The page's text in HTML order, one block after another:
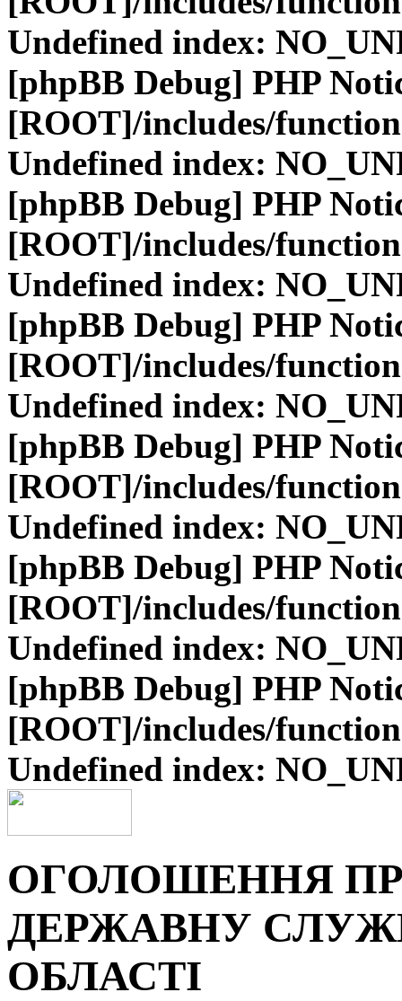
Undefined index:
[phpBB Debug] PHP
[ROOT]/includes/
Undefined index:
[phpBB Debug] PHP
[ROOT]/includes/
Undefined index:
[phpBB Debug] PHP
[ROOT]/includes/
Undefined index:
[phpBB Debug] PHP
[ROOT]/includes/
Undefined index:
[phpBB Debug] PHP
[ROOT]/includes/
Undefined index:
[phpBB Debug] PHP
[ROOT]/includes/
Undefined index:
ОГОЛОШЕННЯ
ДЕРЖАВНУ
ОБЛАСТІ